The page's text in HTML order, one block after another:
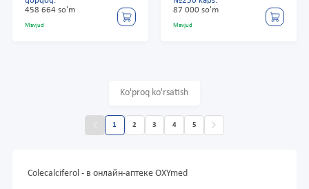
458 664 so'm
Mavjud
87 000 so'm
Mavjud
Ko'proq ko'rsatish
1 2 3 4 5
Colecalciferol - в онлайн-аптеке OXYmed